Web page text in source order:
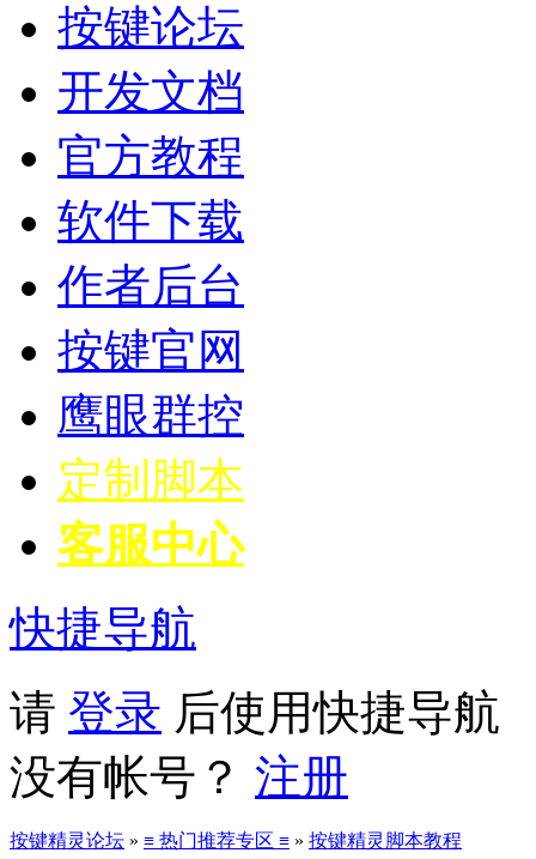
按键论坛
开发文档
官方教程
软件下载
作者后台
按键官网
鹰眼群控
定制脚本
客服中心
快捷导航
请 登录 后使用快捷导航
没有帐号？ 注册
按键精灵论坛 » ≡ 热门推荐专区 ≡ » 按键精灵脚本教程